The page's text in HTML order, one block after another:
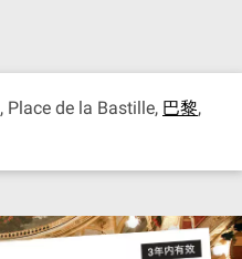
, Place de la Bastille, 巴黎,